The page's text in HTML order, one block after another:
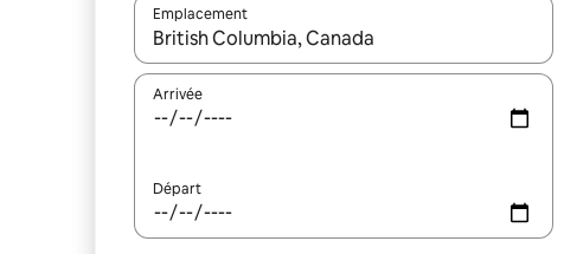
Emplacement
Quand les résultats sont affichés, parcourez-les en
Arrivée
Départ